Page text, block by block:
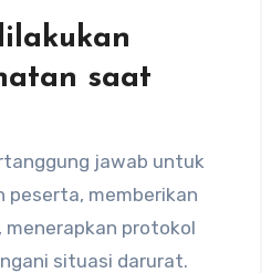
saat
jawab untuk
peserta, memberikan
protokol
situasi darurat.